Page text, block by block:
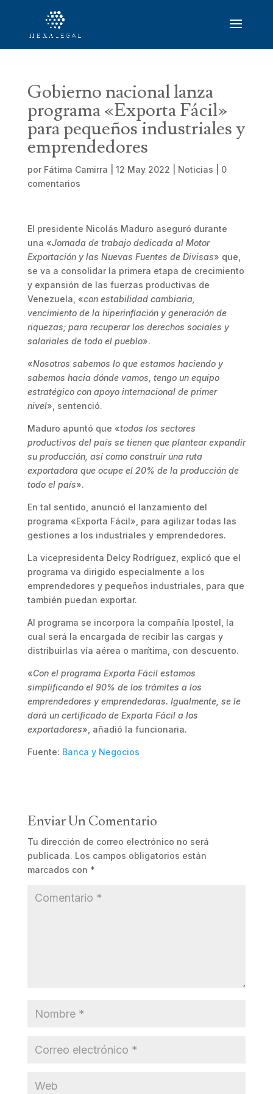
Gobierno nacional lanza
programa «Exporta Fácil»
para pequeños industriales y
emprendedores
por Fátima Camirra 12 May 2022 Noticias
0
comentarios
El presidente Nicolás Maduro aseguró durante
una «Jornada de trabajo dedicada al Motor
Exportación y las Nuevas Fuentes de Divisas» que,
se va a consolidar la primera etapa de crecimiento
y expansión de las fuerzas productivas de
Venezuela, «con estabilidad cambiaria,
vencimiento de la hiperinflación y generación de
riquezas; para recuperar los derechos sociales y
salariales de todo el pueblo».
«Nosotros sabemos lo que estamos haciendo y
sabemos hacia dónde vamos, tengo un equipo
estratégico con apoyo internacional de primer
nivel», sentenció.
Maduro apuntó que «todos los sectores
productivos del país se tienen que plantear expandir
su producción, así como construir una ruta
exportadora que ocupe el 20% de la producción de
todo el país».
En tal sentido, anunció el lanzamiento del
programa «Exporta Fácil», para agilizar todas las
gestiones a los industriales y emprendedores.
La vicepresidenta Delcy Rodríguez, explicó que el
programa va dirigido especialmente a los
emprendedores y pequeños industriales, para que
también puedan exportar.
Al programa se incorpora la compañía Ipostel, la
cual será la encargada de recibir las cargas y
distribuirlas vía aérea o marítima, con descuento.
«Con el programa Exporta Fácil estamos
simplificando el 90% de los trámites a los
emprendedores y emprendedoras. Igualmente, se le
dará un certificado de Exporta Fácil a los
exportadores», añadió la funcionaria.
Fuente: Banca y Negocios
Enviar Un Comentario
Tu dirección de correo electrónico no será
publicada. Los campos obligatorios están
marcados con *